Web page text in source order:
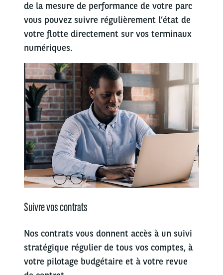
de la mesure de performance de votre parc
vous pouvez suivre régulièrement l’état de
votre flotte directement sur vos terminaux
numériques.
Suivre vos contrats
Nos contrats vous donnent accès à un suivi
stratégique régulier de tous vos comptes, à
votre pilotage budgétaire et à votre revue